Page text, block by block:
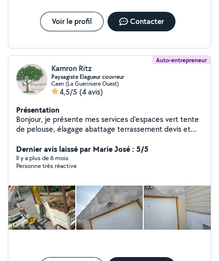
Voir le profil Contacter
Auto-entrepreneur
Kamron Ritz
Paysagiste Elagueur couvreur
Caen (La Gueriniere Ouest)
4,5/5 (4 avis)
Présentation
Bonjour, je présente mes services d'espaces vert tente
de pelouse, élagage abattage terrassement devis et
Dernier avis laissé par Marie José : 5/5
Il y a plus de 6 mois
Personne très réactive